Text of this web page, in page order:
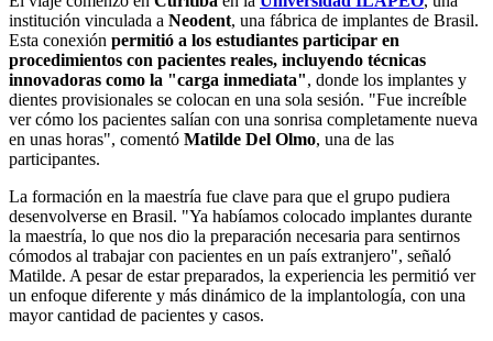
institución vinculada a Neodent, una fábrica de implantes de Brasil.
Esta conexión permitió a los estudiantes participar en
procedimientos con pacientes reales, incluyendo técnicas
innovadoras como la "carga inmediata", donde los implantes y
dientes provisionales se colocan en una sola sesión. "Fue increíble
ver cómo los pacientes salían con una sonrisa completamente nueva
en unas horas", comentó Matilde Del Olmo, una de las
participantes.
La formación en la maestría fue clave para que el grupo pudiera
desenvolverse en Brasil. "Ya habíamos colocado implantes durante
la maestría, lo que nos dio la preparación necesaria para sentirnos
cómodos al trabajar con pacientes en un país extranjero", señaló
Matilde. A pesar de estar preparados, la experiencia les permitió ver
un enfoque diferente y más dinámico de la implantología, con una
mayor cantidad de pacientes y casos.